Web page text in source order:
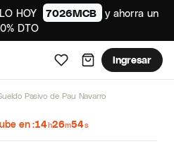
HOY 7026MCB
y ahorra un
DTO
Ingresar
Pasivo de Pau Navarro
en 14h26m53s